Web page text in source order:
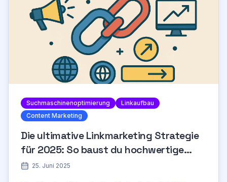
Suchmaschinenoptimierung
Linkaufbau
Content Marketing
Die ultimative Linkmarketing Strategie
für 2025: So baust du hochwertige
Backlinks auf
25. Juni 2025